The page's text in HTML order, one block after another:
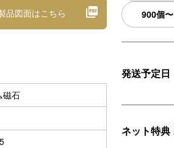
品図面はこちら
磁石
900個〜
発送予定日
ネット特典